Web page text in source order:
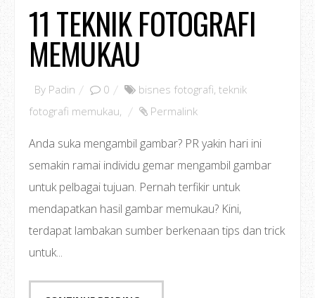
11 TEKNIK FOTOGRAFI
MEMUKAU
By Padin 0 bisnes fotografi, teknik
fotografi memukau, Permalink
Anda suka mengambil gambar? PR yakin hari ini
semakin ramai individu gemar mengambil gambar
untuk pelbagai tujuan. Pernah terfikir untuk
mendapatkan hasil gambar memukau? Kini,
terdapat lambakan sumber berkenaan tips dan trick
untuk...